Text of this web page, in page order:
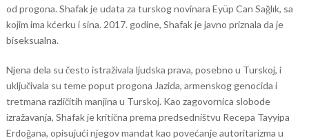
od progona. Shafak je udata za turskog novinara Eyüp Can Sağlık, sa
kojim ima kćerku i sina. 2017. godine, Shafak je javno priznala da je
biseksualna.
Njena dela su često istraživala ljudska prava, posebno u Turskoj, i
uključivala su teme poput progona Jazida, armenskog genocida i
tretmana različitih manjina u Turskoj. Kao zagovornica slobode
izražavanja, Shafak je kritična prema predsedništvu Recepa Tayyipa
Erdoğana, opisujući njegov mandat kao povećanje autoritarizma u